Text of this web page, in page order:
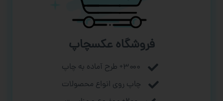
فروشگاه عکسچاپ
۳۰۰۰+ طرح آماده به چاپ
چاپ روی انواع محصولات